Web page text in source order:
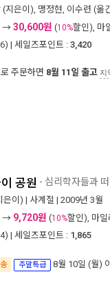
(지은이), 맹정현 이수련 (옮
→30,600원 (10%할인), 마
) | 세일즈포인트 : 3,420
로 주문하면 8월 11일 출고 지
공원 - 심리학자들과
은이) | 사계절 | 2009년 3월
→ 9,720원 (10%할인), 마일
) | 세일즈포인트 : 1,865
주말특급 8월 10일 (월)